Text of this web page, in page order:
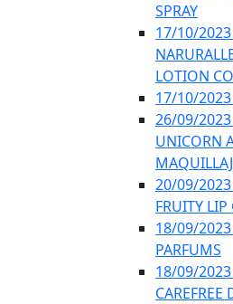
SPRAY
17/10/
LOTION
17/10/
26/09/
UNICORN
20/09/2023
FRUITY LIP
18/09/
PARFUMS
18/09/